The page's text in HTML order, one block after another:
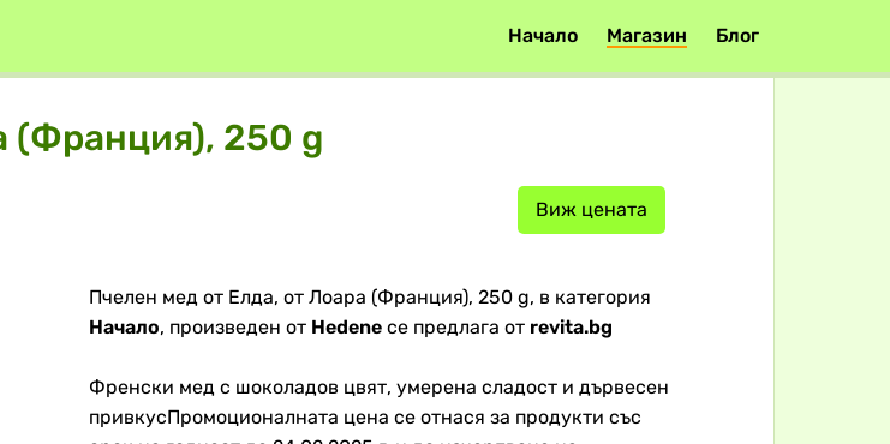
Начало Магазин Блог
(Франция), 250 g
Виж цената
Пчелен мед от Елда, от Лоара (Франция), 250 g, в категория
Начало, произведен от Hedene се предлага от revita.bg
Френски мед с шоколадов цвят, умерена сладост и дървесен
привкусПромоционалната цена се отнася за продукти със